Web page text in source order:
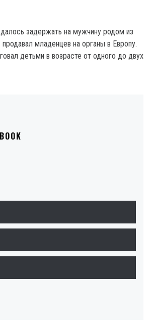
задержать на мужчину родом из
продавал младенцев на органы в Европу.
детьми в возрасте от одного до двух